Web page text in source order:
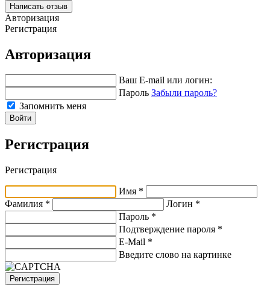
Написать отзыв
Авторизация
Регистрация
Авторизация
Ваш E-mail или логин:
Пароль Забыли пароль?
Запомнить меня
Войти
Регистрация
Регистрация
Имя *
Фамилия *
Логин *
Пароль *
Подтверждение пароля *
E-Mail *
Введите слово на картинке
Регистрация